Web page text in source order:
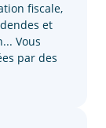
fiscale,
et
Vous
par des